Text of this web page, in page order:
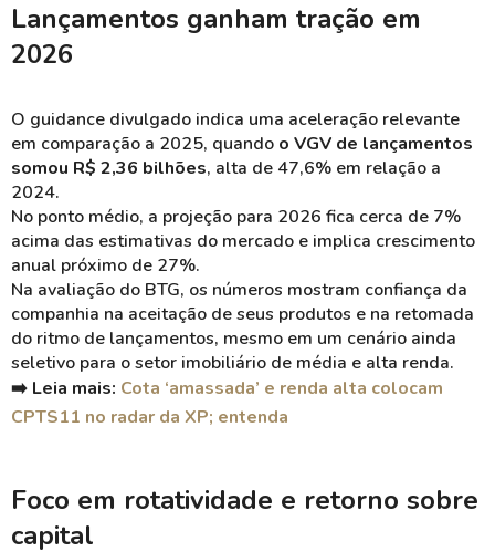
Lançamentos ganham tração em
2026
O guidance divulgado indica uma aceleração relevante
em comparação a 2025, quando o VGV de lançamentos
somou R$ 2,36 bilhões, alta de 47,6% em relação a
2024.
No ponto médio, a projeção para 2026 fica cerca de 7%
acima das estimativas do mercado e implica crescimento
anual próximo de 27%.
Na avaliação do BTG, os números mostram confiança da
companhia na aceitação de seus produtos e na retomada
do ritmo de lançamentos, mesmo em um cenário ainda
seletivo para o setor imobiliário de média e alta renda.
➡️ Leia mais: Cota ‘amassada’ e renda alta colocam
CPTS11 no radar da XP; entenda
Foco em rotatividade e retorno sobre
capital